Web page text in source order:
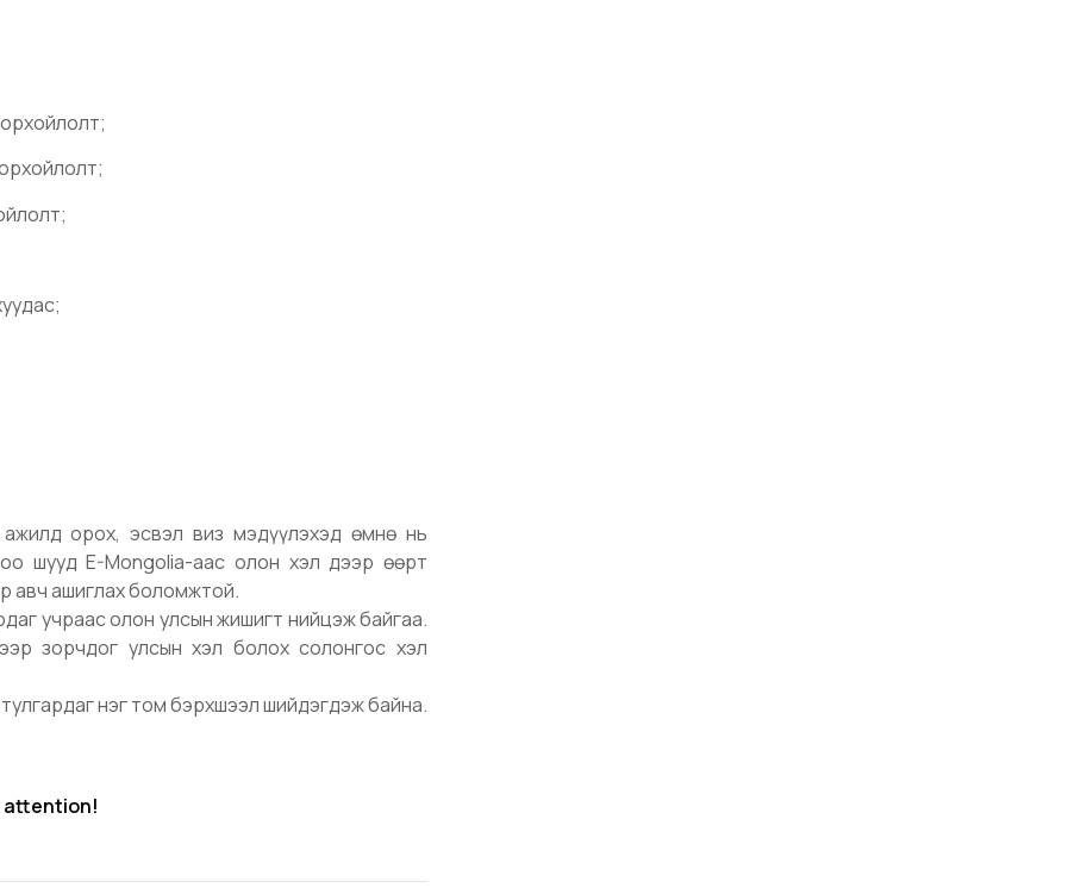
орох, эсвэл виз мэдүүлэхэд өмнө нь
шууд E-Mongolia-аас олон хэл дээр өөрт
авч ашиглах боломжтой.
учраас олон улсын жишигт нийцэж байгаа.
зорчдог улсын хэл болох солонгос хэл
нэг том бэрхшээл шийдэгдэж байна.
attention!